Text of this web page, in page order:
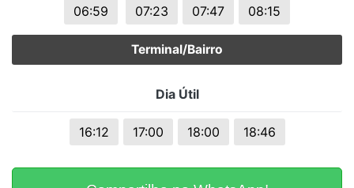
06:59
07:23 07:47 08:15
Terminal/Bairro
Dia Útil
16:12 17:00 18:00 18:46